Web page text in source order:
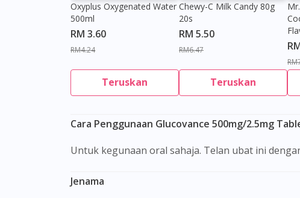
Oxyplus Oxygenated Water
500ml
RM 3.60
RM4.24
Teruskan
Chewy-C Milk Candy 80g
20s
RM 5.50
RM6.47
Teruskan
Cara Penggunaan Glucovance 500mg/2.5mg
Untuk kegunaan oral sahaja. Telan ubat ini
Jenama